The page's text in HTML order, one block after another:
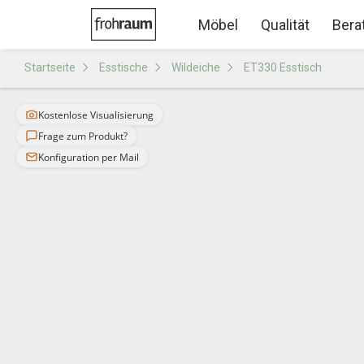
Möbel Qualität
Startseite Esstische Wildeiche ET330 Esstisch
Kostenlose Visualisierung
Frage zum Produkt?
Konfiguration per Mail